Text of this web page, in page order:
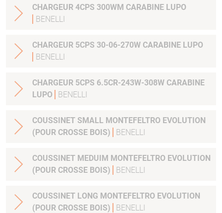
CHARGEUR 4CPS 300WM CARABINE LUPO
BENELLI
CHARGEUR 5CPS 30-06-270W CARABINE LUPO
BENELLI
CHARGEUR 5CPS 6.5CR-243W-308W CARABINE
LUPO
BENELLI
COUSSINET SMALL MONTEFELTRO EVOLUTION
(POUR CROSSE BOIS)
BENELLI
COUSSINET MEDUIM MONTEFELTRO EVOLUTION
(POUR CROSSE BOIS)
BENELLI
COUSSINET LONG MONTEFELTRO EVOLUTION
(POUR CROSSE BOIS)
BENELLI